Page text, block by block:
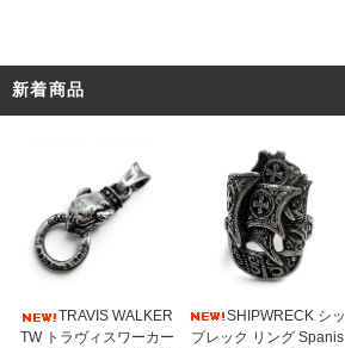
新着商品
TRAVIS WALKER
TW トラヴィスワーカー
SHIPWRECK シッ
プレック リング Spanis